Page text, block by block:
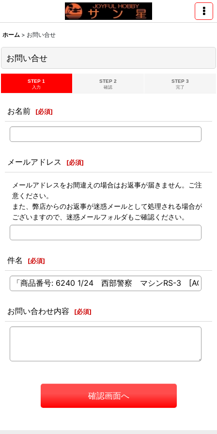
ホーム > お問い合せ
お問い合せ
STEP 1
入力
STEP 2
確認
STEP 3
完了
お名前 [必須]
メールアドレス [必須]
メールアドレスをお間違えの場合はお返事が届きません。ご注
意ください。
また、弊店からのお返事が迷惑メールとして処理される場合が
ございますので、迷惑メールフォルダもご確認ください。
件名 [必須]
お問い合わせ内容 [必須]
確認画面へ